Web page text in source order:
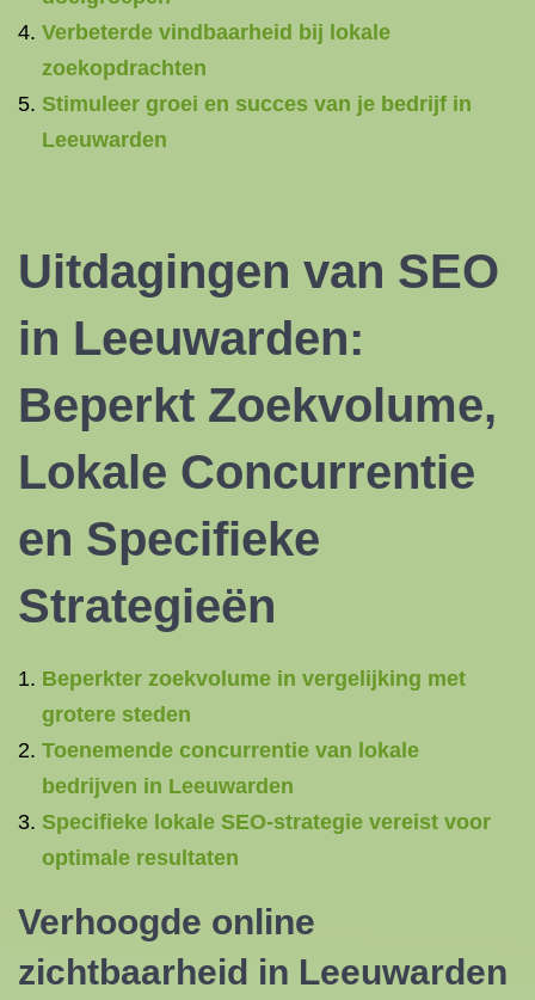
Verbeterde vindbaarheid bij lokale
zoekopdrachten
Stimuleer groei en succes van je bedrijf in
Leeuwarden
Uitdagingen van SEO
in Leeuwarden:
Beperkt Zoekvolume,
Lokale Concurrentie
en Specifieke
Strategieën
Beperkter zoekvolume in vergelijking met
grotere steden
Toenemende concurrentie van lokale
bedrijven in Leeuwarden
Specifieke lokale SEO-strategie vereist voor
optimale resultaten
Verhoogde online
zichtbaarheid in Leeuwarden